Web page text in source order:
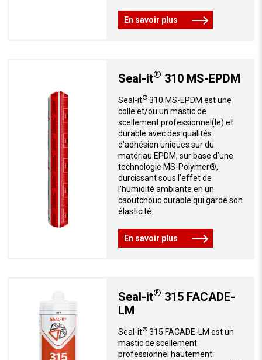
En savoir plus
Seal-it® 310 MS-EPDM
Seal-it®310 MS-EPDM est une
colle et/ou un mastic de
scellement professionnel(le) et
durable avec des qualités
d'adhésion uniques sur du
matériau EPDM, sur base d’une
technologie MS-Polymer®,
durcissant sous l’effet de
l’humidité ambiante en un
caoutchouc durable qui garde son
élasticité.
En savoir plus
Seal-it® 315 FACADE-
LM
Seal-it®315 FACADE-LM est un
mastic de scellement
professionnel hautement